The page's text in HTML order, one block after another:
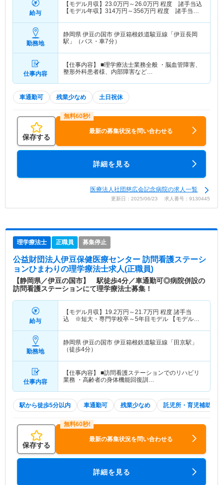
給与
【モデル月収】 23.0万円～26.0万円 程度 諸手当込
【モデル年収】 314万円～356万円 程度 諸手当・
勤務地
静岡県 伊豆の国市 伊豆箱根鉄道駿豆線「伊豆長岡
駅」（バス・車7分）
仕事内容
【仕事内容】 ■理学療法士業務全般 ・脳血管障害、
整形外科患者様、内部障害など…
車通勤可 残業少なめ 土日祝休
保存する
最新の募集状況を問い合わせる
詳細を見る
医療法人社団慈広会記念病院の求人一覧
更新日：2025/06/23 求人番号：9130445
理学療法士 正職員 募集停止
公益財団法人伊豆保健医療センター 訪問看護ステーシ
ョンひまわりの理学療法士求人(正職員)
【静岡県／伊豆の国市】 駅徒歩4分／車通勤可◎病院併設の
訪問看護ステーションにて理学療法士募集！
給与
【モデル月収】 19.2万円～21.7万円 程度 諸手当
込 ※短大・専門学校卒～5年目モデル 【モデル年
勤務地
静岡県 伊豆の国市 伊豆箱根鉄道駿豆線「田京駅」
（徒歩4分）
仕事内容
【仕事内容】 ■訪問看護ステーションでのリハビリ
業務 ・高齢者の身体機能回復訓…
駅から徒歩5分以内 車通勤可 残業少なめ 託児所・育児補助
保存する
最新の募集状況を問い合わせる
詳細を見る